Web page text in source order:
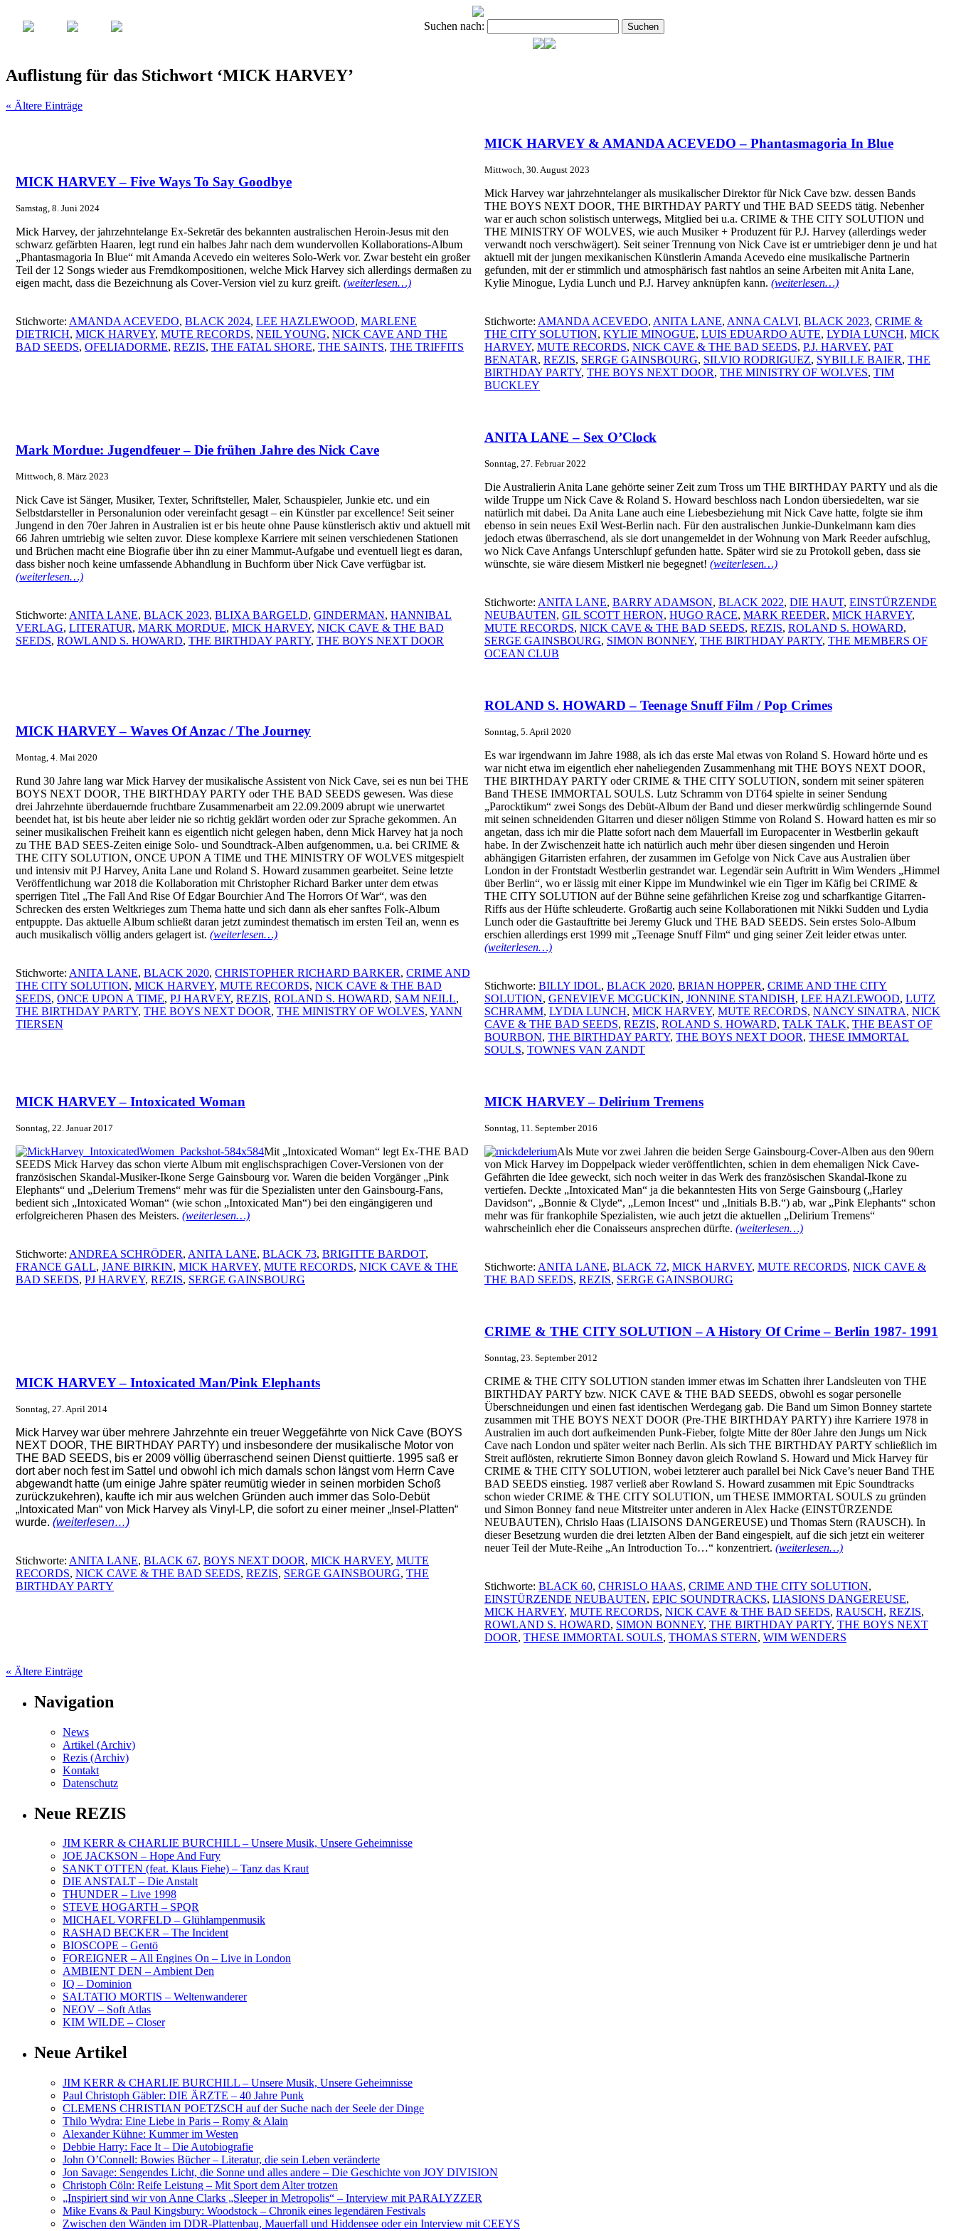
Suchen nach:
Auflistung für das Stichwort ‘MICK HARVEY’
« Ältere Einträge
MICK HARVEY – Five Ways To Say Goodbye
Samstag, 8. Juni 2024
Mick Harvey, der jahrzehntelange Ex-Sekretär des bekannten australischen Heroin-Jesus mit den
schwarz gefärbten Haaren, legt rund ein halbes Jahr nach dem wundervollen Kollaborations-Album
„Phantasmagoria In Blue“ mit Amanda Acevedo ein weiteres Solo-Werk vor. Zwar besteht ein großer
Teil der 12 Songs wieder aus Fremdkompositionen, welche Mick Harvey sich allerdings dermaßen zu
eigen macht, dass die Bezeichnung als Cover-Version viel zu kurz greift. (weiterlesen…)
Stichworte: AMANDA ACEVEDO, BLACK 2024, LEE HAZLEWOOD, MARLENE
DIETRICH, MICK HARVEY, MUTE RECORDS, NEIL YOUNG, NICK CAVE AND THE
BAD SEEDS, OFELIADORME, REZIS, THE FATAL SHORE, THE SAINTS, THE TRIFFITS
MICK HARVEY & AMANDA ACEVEDO – Phantasmagoria In Blue
Mittwoch, 30. August 2023
Mick Harvey war jahrzehntelanger als musikalischer Direktor für Nick Cave bzw. dessen Bands
THE BOYS NEXT DOOR, THE BIRTHDAY PARTY und THE BAD SEEDS tätig. Nebenher
war er auch schon solistisch unterwegs, Mitglied bei u.a. CRIME & THE CITY SOLUTION und
THE MINISTRY OF WOLVES, wie auch Musiker + Produzent für P.J. Harvey (allerdings weder
verwandt noch verschwägert). Seit seiner Trennung von Nick Cave ist er umtriebiger denn je und hat
aktuell mit der jungen mexikanischen Künstlerin Amanda Acevedo eine musikalische Partnerin
gefunden, mit der er stimmlich und atmosphärisch fast nahtlos an seine Arbeiten mit Anita Lane,
Kylie Minogue, Lydia Lunch und P.J. Harvey anknüpfen kann. (weiterlesen…)
Stichworte: AMANDA ACEVEDO, ANITA LANE, ANNA CALVI, BLACK 2023, CRIME &
THE CITY SOLUTION, KYLIE MINOGUE, LUIS EDUARDO AUTE, LYDIA LUNCH, MICK
HARVEY, MUTE RECORDS, NICK CAVE & THE BAD SEEDS, P.J. HARVEY, PAT
BENATAR, REZIS, SERGE GAINSBOURG, SILVIO RODRIGUEZ, SYBILLE BAIER, THE
BIRTHDAY PARTY, THE BOYS NEXT DOOR, THE MINISTRY OF WOLVES, TIM
BUCKLEY
Mark Mordue: Jugendfeuer – Die frühen Jahre des Nick Cave
Mittwoch, 8. März 2023
Nick Cave ist Sänger, Musiker, Texter, Schriftsteller, Maler, Schauspieler, Junkie etc. und ein
Selbstdarsteller in Personalunion oder vereinfacht gesagt – ein Künstler par excellence! Seit seiner
Jungend in den 70er Jahren in Australien ist er bis heute ohne Pause künstlerisch aktiv und aktuell mit
66 Jahren umtriebig wie selten zuvor. Diese komplexe Karriere mit seinen verschiedenen Stationen
und Brüchen macht eine Biografie über ihn zu einer Mammut-Aufgabe und eventuell liegt es daran,
dass bisher noch keine umfassende Abhandlung in Buchform über Nick Cave verfügbar ist.
(weiterlesen…)
Stichworte: ANITA LANE, BLACK 2023, BLIXA BARGELD, GINDERMAN, HANNIBAL
VERLAG, LITERATUR, MARK MORDUE, MICK HARVEY, NICK CAVE & THE BAD
SEEDS, ROWLAND S. HOWARD, THE BIRTHDAY PARTY, THE BOYS NEXT DOOR
ANITA LANE – Sex O’Clock
Sonntag, 27. Februar 2022
Die Australierin Anita Lane gehörte seiner Zeit zum Tross um THE BIRTHDAY PARTY und als die
wilde Truppe um Nick Cave & Roland S. Howard beschloss nach London übersiedelten, war sie
natürlich mit dabei. Da Anita Lane auch eine Liebesbeziehung mit Nick Cave hatte, folgte sie ihm
ebenso in sein neues Exil West-Berlin nach. Für den australischen Junkie-Dunkelmann kam dies
jedoch etwas überraschend, als sie dort unangemeldet in der Wohnung von Mark Reeder aufschlug,
wo Nick Cave Anfangs Unterschlupf gefunden hatte. Später wird sie zu Protokoll geben, dass sie
wünschte, sie wäre diesem Mistkerl nie begegnet! (weiterlesen…)
Stichworte: ANITA LANE, BARRY ADAMSON, BLACK 2022, DIE HAUT, EINSTÜRZENDE
NEUBAUTEN, GIL SCOTT HERON, HUGO RACE, MARK REEDER, MICK HARVEY,
MUTE RECORDS, NICK CAVE & THE BAD SEEDS, REZIS, ROLAND S. HOWARD,
SERGE GAINSBOURG, SIMON BONNEY, THE BIRTHDAY PARTY, THE MEMBERS OF
OCEAN CLUB
MICK HARVEY – Waves Of Anzac / The Journey
Montag, 4. Mai 2020
Rund 30 Jahre lang war Mick Harvey der musikalische Assistent von Nick Cave, sei es nun bei THE
BOYS NEXT DOOR, THE BIRTHDAY PARTY oder THE BAD SEEDS gewesen. Was diese
drei Jahrzehnte überdauernde fruchtbare Zusammenarbeit am 22.09.2009 abrupt wie unerwartet
beendet hat, ist bis heute aber leider nie so richtig geklärt worden oder zur Sprache gekommen. An
seiner musikalischen Freiheit kann es eigentlich nicht gelegen haben, denn Mick Harvey hat ja noch
zu THE BAD SEES-Zeiten einige Solo- und Soundtrack-Alben aufgenommen, u.a. bei CRIME &
THE CITY SOLUTION, ONCE UPON A TIME und THE MINISTRY OF WOLVES mitgespielt
und intensiv mit PJ Harvey, Anita Lane und Roland S. Howard zusammen gearbeitet. Seine letzte
Veröffentlichung war 2018 die Kollaboration mit Christopher Richard Barker unter dem etwas
sperrigen Titel „The Fall And Rise Of Edgar Bourchier And The Horrors Of War“, was den
Schrecken des ersten Weltkrieges zum Thema hatte und sich dann als eher sanftes Folk-Album
entpuppte. Das aktuelle Album schließt daran jetzt zumindest thematisch im ersten Teil an, wenn es
auch musikalisch völlig anders gelagert ist. (weiterlesen…)
Stichworte: ANITA LANE, BLACK 2020, CHRISTOPHER RICHARD BARKER, CRIME AND
THE CITY SOLUTION, MICK HARVEY, MUTE RECORDS, NICK CAVE & THE BAD
SEEDS, ONCE UPON A TIME, PJ HARVEY, REZIS, ROLAND S. HOWARD, SAM NEILL,
THE BIRTHDAY PARTY, THE BOYS NEXT DOOR, THE MINISTRY OF WOLVES, YANN
TIERSEN
ROLAND S. HOWARD – Teenage Snuff Film / Pop Crimes
Sonntag, 5. April 2020
Es war irgendwann im Jahre 1988, als ich das erste Mal etwas von Roland S. Howard hörte und es
war nicht etwa im eigentlich eher naheliegenden Zusammenhang mit THE BOYS NEXT DOOR,
THE BIRTHDAY PARTY oder CRIME & THE CITY SOLUTION, sondern mit seiner späteren
Band THESE IMMORTAL SOULS. Lutz Schramm von DT64 spielte in seiner Sendung
„Parocktikum“ zwei Songs des Debüt-Album der Band und dieser merkwürdig schlingernde Sound
mit seinen schneidenden Gitarren und dieser nöligen Stimme von Roland S. Howard hatten es mir so
angetan, dass ich mir die Platte sofort nach dem Mauerfall im Europacenter in Westberlin gekauft
habe. In der Zwischenzeit hatte ich natürlich auch mehr über diesen singenden und Heroin
abhängigen Gitarristen erfahren, der zusammen im Gefolge von Nick Cave aus Australien über
London in der Frontstadt Westberlin gestrandet war. Legendär sein Auftritt in Wim Wenders „Himmel
über Berlin“, wo er lässig mit einer Kippe im Mundwinkel wie ein Tiger im Käfig bei CRIME &
THE CITY SOLUTION auf der Bühne seine gefährlichen Kreise zog und scharfkantige Gitarren-
Riffs aus der Hüfte schleuderte. Großartig auch seine Kollaborationen mit Nikki Sudden und Lydia
Lunch oder die Gastauftritte bei Jeremy Gluck und THE BAD SEEDS. Sein erstes Solo-Album
erschien allerdings erst 1999 mit „Teenage Snuff Film“ und ging seiner Zeit leider etwas unter.
(weiterlesen…)
Stichworte: BILLY IDOL, BLACK 2020, BRIAN HOPPER, CRIME AND THE CITY
SOLUTION, GENEVIEVE MCGUCKIN, JONNINE STANDISH, LEE HAZLEWOOD, LUTZ
SCHRAMM, LYDIA LUNCH, MICK HARVEY, MUTE RECORDS, NANCY SINATRA, NICK
CAVE & THE BAD SEEDS, REZIS, ROLAND S. HOWARD, TALK TALK, THE BEAST OF
BOURBON, THE BIRTHDAY PARTY, THE BOYS NEXT DOOR, THESE IMMORTAL
SOULS, TOWNES VAN ZANDT
MICK HARVEY – Intoxicated Woman
Sonntag, 22. Januar 2017
Mit „Intoxicated Woman“ legt Ex-THE BAD
SEEDS Mick Harvey das schon vierte Album mit englischsprachigen Cover-Versionen von der
französischen Skandal-Musiker-Ikone Serge Gainsbourg vor. Waren die beiden Vorgänger „Pink
Elephants“ und „Delerium Tremens“ mehr was für die Spezialisten unter den Gainsbourg-Fans,
bedient sich „Intoxicated Woman“ (wie schon „Intoxicated Man“) bei den eingängigeren und
erfolgreicheren Phasen des Meisters. (weiterlesen…)
Stichworte: ANDREA SCHRÖDER, ANITA LANE, BLACK 73, BRIGITTE BARDOT,
FRANCE GALL, JANE BIRKIN, MICK HARVEY, MUTE RECORDS, NICK CAVE & THE
BAD SEEDS, PJ HARVEY, REZIS, SERGE GAINSBOURG
MICK HARVEY – Delirium Tremens
Sonntag, 11. September 2016
Als Mute vor zwei Jahren die beiden Serge Gainsbourg-Cover-Alben aus den 90ern
von Mick Harvey im Doppelpack wieder veröffentlichten, schien in dem ehemaligen Nick Cave-
Gefährten die Idee geweckt, sich noch weiter in das Werk des französischen Skandal-Ikone zu
vertiefen. Deckte „Intoxicated Man“ ja die bekanntesten Hits von Serge Gainsbourg („Harley
Davidson“, „Bonnie & Clyde“, „Lemon Incest“ und „Initials B.B.“) ab, war „Pink Elephants“ schon
mehr was für frankophile Spezialisten, wie auch jetzt die aktuellen „Delirium Tremens“
wahrscheinlich eher die Conaisseurs ansprechen dürfte. (weiterlesen…)
Stichworte: ANITA LANE, BLACK 72, MICK HARVEY, MUTE RECORDS, NICK CAVE &
THE BAD SEEDS, REZIS, SERGE GAINSBOURG
MICK HARVEY – Intoxicated Man/Pink Elephants
Sonntag, 27. April 2014
Mick Harvey war über mehrere Jahrzehnte ein treuer Weggefährte von Nick Cave (BOYS
NEXT DOOR, THE BIRTHDAY PARTY) und insbesondere der musikalische Motor von
THE BAD SEEDS, bis er 2009 völlig überraschend seinen Dienst quittierte. 1995 saß er
dort aber noch fest im Sattel und obwohl ich mich damals schon längst vom Herrn Cave
abgewandt hatte (um einige Jahre später reumütig wieder in seinen morbiden Schoß
zurückzukehren), kaufte ich mir aus welchen Gründen auch immer das Solo-Debüt
„Intoxicated Man“ von Mick Harvey als Vinyl-LP, die sofort zu einer meiner „Insel-Platten“
wurde. (weiterlesen…)
Stichworte: ANITA LANE, BLACK 67, BOYS NEXT DOOR, MICK HARVEY, MUTE
RECORDS, NICK CAVE & THE BAD SEEDS, REZIS, SERGE GAINSBOURG, THE
BIRTHDAY PARTY
CRIME & THE CITY SOLUTION – A History Of Crime – Berlin 1987- 1991
Sonntag, 23. September 2012
CRIME & THE CITY SOLUTION standen immer etwas im Schatten ihrerLandsleuten von THE
BIRTHDAY PARTY bzw. NICK CAVE & THE BAD SEEDS, obwohl es sogar personelle
Überschneidungen und einen fast identischen Werdegang gab. Die Band um Simon Bonney startete
zusammen mit THE BOYS NEXT DOOR (Pre-THE BIRTHDAY PARTY) ihre Karriere 1978 in
Australien im auch dort aufkeimenden Punk-Fieber, folgte Mitte der 80er Jahre den Jungs um Nick
Cave nach London und späterweiternach Berlin. Als sich THE BIRTHDAY PARTY schließlich im
Streit auflösten, rekrutierte Simon Bonney davon gleich Rowland S. Howard und Mick Harvey für
CRIME & THE CITY SOLUTION, wobei letztererauch parallel bei Nick Cave’s neuerBand THE
BAD SEEDS einstieg. 1987 verließ aber Rowland S. Howard zusammen mit Epic Soundtracks
schon wiederCRIME & THE CITY SOLUTION, um THESE IMMORTAL SOULS zu gründen
und Simon Bonney fand neue Mitstreiterunter anderen in Alex Hacke (EINSTÜRZENDE
NEUBAUTEN), Chrislo Haas (LIAISONS DANGEREUSE) und Thomas Stern (RAUSCH). In
dieser Besetzung wurden die drei letzten Alben der Band eingespielt, auf die sich jetzt ein weiterer
neuer Teil der Mute-Reihe „An Introduction To…“ konzentriert. (weiterlesen…)
Stichworte: BLACK 60, CHRISLO HAAS, CRIME AND THE CITY SOLUTION,
EINSTÜRZENDE NEUBAUTEN, EPIC SOUNDTRACKS, LIASIONS DANGEREUSE,
MICK HARVEY, MUTE RECORDS, NICK CAVE & THE BAD SEEDS, RAUSCH, REZIS,
ROWLAND S. HOWARD, SIMON BONNEY, THE BIRTHDAY PARTY, THE BOYS NEXT
DOOR, THESE IMMORTAL SOULS, THOMAS STERN, WIM WENDERS
« Ältere Einträge
Navigation
News
Artikel (Archiv)
Rezis (Archiv)
Kontakt
Datenschutz
Neue REZIS
JIM KERR & CHARLIE BURCHILL – Unsere Musik, Unsere Geheimnisse
JOE JACKSON – Hope And Fury
SANKT OTTEN (feat. Klaus Fiehe) – Tanz das Kraut
DIE ANSTALT – Die Anstalt
THUNDER – Live 1998
STEVE HOGARTH – SPQR
MICHAEL VORFELD – Glühlampenmusik
RASHAD BECKER – The Incident
BIOSCOPE – Gentö
FOREIGNER – All Engines On – Live in London
AMBIENT DEN – Ambient Den
IQ – Dominion
SALTATIO MORTIS – Weltenwanderer
NEOV – Soft Atlas
KIM WILDE – Closer
Neue Artikel
JIM KERR & CHARLIE BURCHILL – Unsere Musik, Unsere Geheimnisse
Paul Christoph Gäbler: DIE ÄRZTE – 40 Jahre Punk
CLEMENS CHRISTIAN POETZSCH auf der Suche nach der Seele der Dinge
Thilo Wydra: Eine Liebe in Paris – Romy & Alain
Alexander Kühne: Kummer im Westen
Debbie Harry: Face It – Die Autobiografie
John O’Connell: Bowies Bücher – Literatur, die sein Leben veränderte
Jon Savage: Sengendes Licht, die Sonne und alles andere – Die Geschichte von JOY DIVISION
Christoph Cöln: Reife Leistung – Mit Sport dem Alter trotzen
„Inspiriert sind wir von Anne Clarks „Sleeper in Metropolis“ – Interview mit PARALYZZER
Mike Evans & Paul Kingsbury: Woodstock – Chronik eines legendären Festivals
Zwischen den Wänden im DDR-Plattenbau, Mauerfall und Hiddensee oder ein Interview mit CEEYS